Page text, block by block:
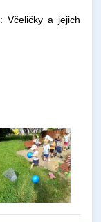
: Včeličky a jejich